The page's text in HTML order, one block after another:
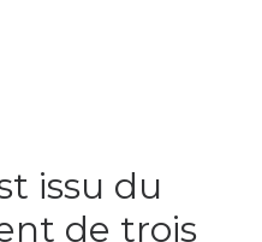
issu du
de trois